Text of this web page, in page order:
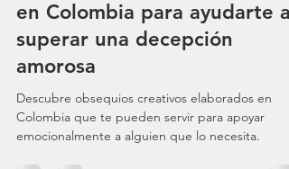
Experiencias de Bienestar
Siete regalos creativos
en Colombia para ayudarte a
superar una decepción
amorosa
Descubre obsequios creativos elaborados en